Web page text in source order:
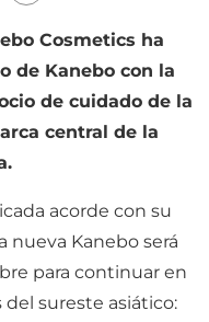
Cosmetics ha
de Kanebo con la
de cuidado de la
central de la
acorde con su
Kanebo será
para continuar en
sureste asiático: